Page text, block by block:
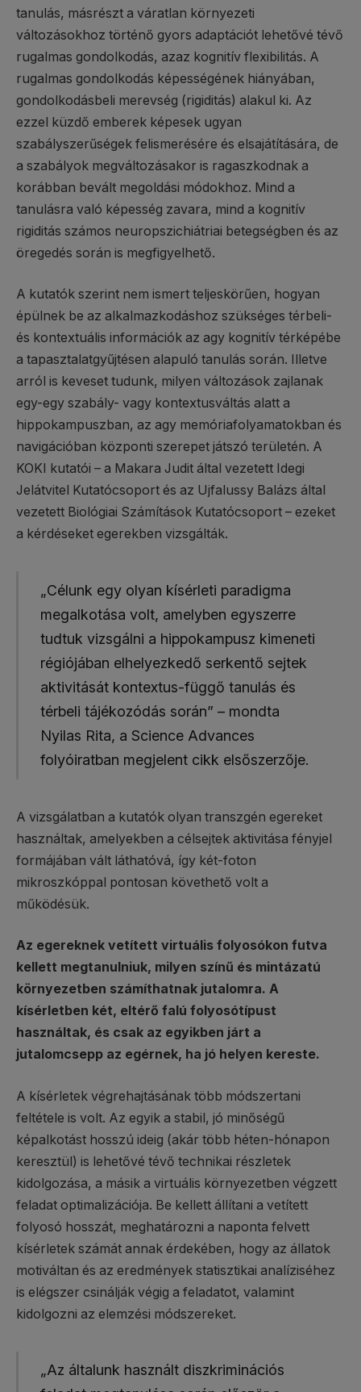
tanulás, másrészt a váratlan környezeti
változásokhoz történő gyors adaptációt lehetővé tévő
rugalmas gondolkodás, azaz kognitív flexibilitás. A
rugalmas gondolkodás képességének hiányában,
gondolkodásbeli merevség (rigiditás) alakul ki. Az
ezzel küzdő emberek képesek ugyan
szabályszerűségek felismerésére és elsajátítására, de
a szabályok megváltozásakor is ragaszkodnak a
korábban bevált megoldási módokhoz. Mind a
tanulásra való képesség zavara, mind a kognitív
rigiditás számos neuropszichiátriai betegségben és az
öregedés során is megfigyelhető.
A kutatók szerint nem ismert teljeskörűen, hogyan
épülnek be az alkalmazkodáshoz szükséges térbeli-
és kontextuális információk az agy kognitív térképébe
a tapasztalatgyűjtésen alapuló tanulás során. Illetve
arról is keveset tudunk, milyen változások zajlanak
egy-egy szabály- vagy kontextusváltás alatt a
hippokampuszban, az agy memóriafolyamatokban és
navigációban központi szerepet játszó területén. A
KOKI kutatói – a Makara Judit által vezetett Idegi
Jelátvitel Kutatócsoport és az Ujfalussy Balázs által
vezetett Biológiai Számítások Kutatócsoport – ezeket
a kérdéseket egerekben vizsgálták.
„Célunk egy olyan kísérleti paradigma
megalkotása volt, amelyben egyszerre
tudtuk vizsgálni a hippokampusz kimeneti
régiójában elhelyezkedő serkentő sejtek
aktivitását kontextus-függő tanulás és
térbeli tájékozódás során” – mondta
Nyilas Rita, a Science Advances
folyóiratban megjelent cikk elsőszerzője.
A vizsgálatban a kutatók olyan transzgén egereket
használtak, amelyekben a célsejtek aktivitása fényjel
formájában vált láthatóvá, így két-foton
mikroszkóppal pontosan követhető volt a
működésük.
Az egereknek vetített virtuális folyosókon futva
kellett megtanulniuk, milyen színű és mintázatú
környezetben számíthatnak jutalomra. A
kísérletben két, eltérő falú folyosótípust
használtak, és csak az egyikben járt a
jutalomcsepp az egérnek, ha jó helyen kereste.
A kísérletek végrehajtásának több módszertani
feltétele is volt. Az egyik a stabil, jó minőségű
képalkotást hosszú ideig (akár több héten-hónapon
keresztül) is lehetővé tévő technikai részletek
kidolgozása, a másik a virtuális környezetben végzett
feladat optimalizációja. Be kellett állítani a vetített
folyosó hosszát, meghatározni a naponta felvett
kísérletek számát annak érdekében, hogy az állatok
motiváltan és az eredmények statisztikai analíziséhez
is elégszer csinálják végig a feladatot, valamint
kidolgozni az elemzési módszereket.
„Az általunk használt diszkriminációs